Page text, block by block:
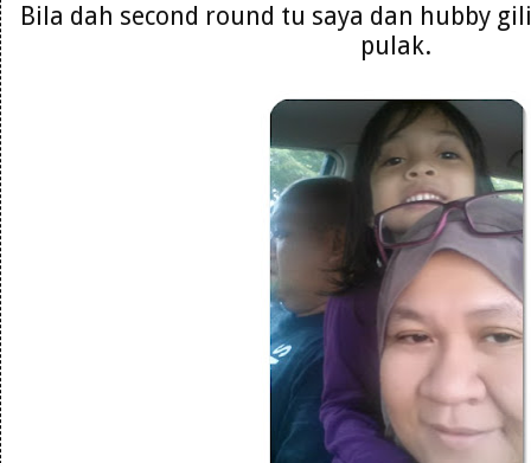
Bila dah second round tu saya dan hubby
pulak.